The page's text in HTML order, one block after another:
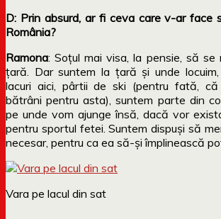
D: Prin absurd, ar fi ceva care v-ar face
România?
Ramona: Soțul mai visa, la pensie, să se
țară. Dar suntem la țară și unde
lacuri aici, pârtii de ski (pentru fată,
bătrâni pentru asta), suntem parte din
pe unde vom ajunge însă, dacă vor
pentru sportul fetei. Suntem dispuși să
necesar, pentru ca ea să-și împlinească
Vara pe lacul din sat